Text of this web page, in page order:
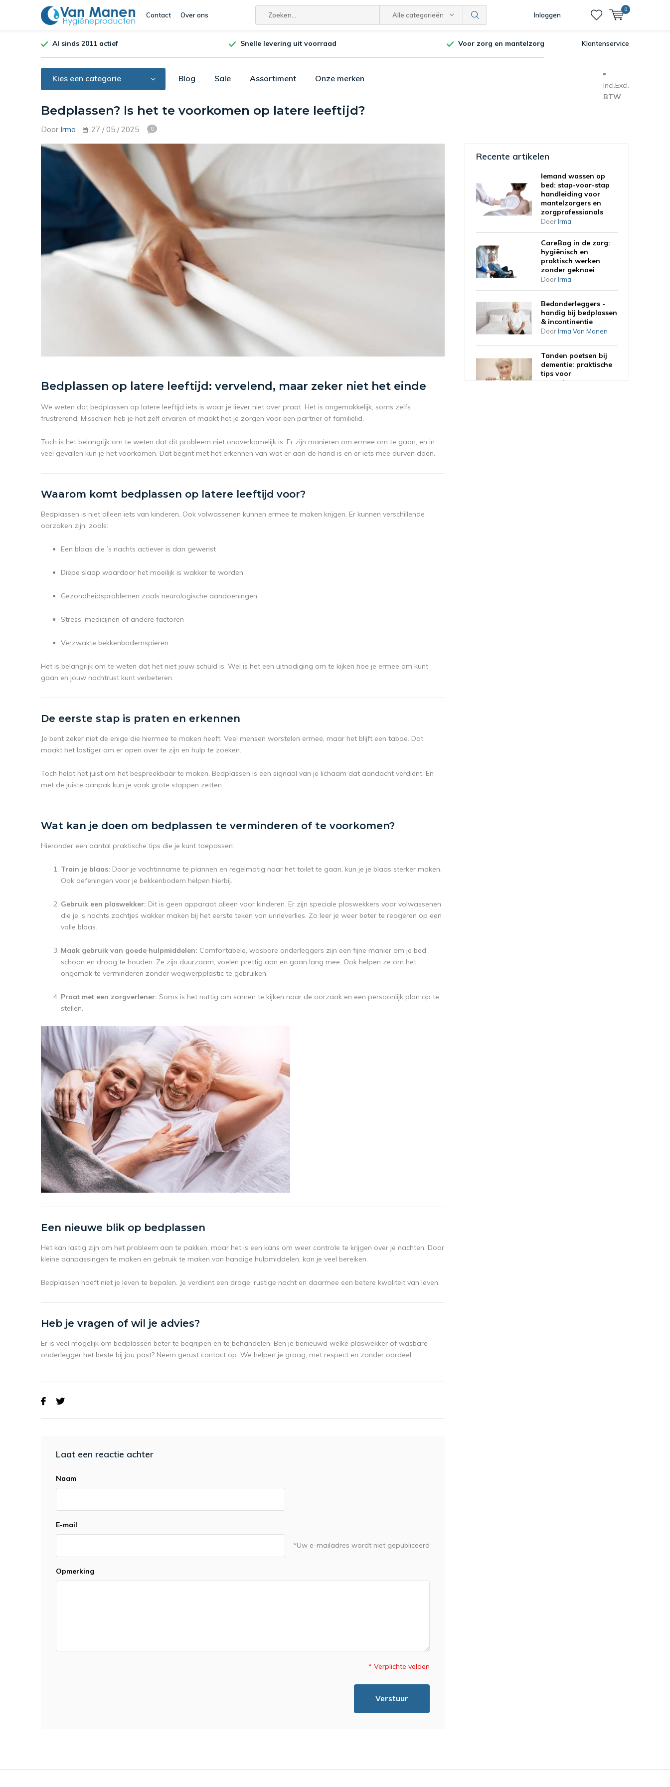
Contact Over ons Alle categorieën Inloggen
0
Al sinds 2011 actief Snelle levering uit voorraad Voor zorg en mantelzorg Klantenservice
Kies een categorie Blog Sale Assortiment Onze merken
Incl. Excl.
BTW
Bedplassen? Is het te voorkomen op latere leeftijd?
Door Irma 27 / 05 / 2025 0
Bedplassen op latere leeftijd: vervelend, maar zeker niet het einde
We weten dat bedplassen op latere leeftijd iets is waar je liever niet over praat. Het is ongemakkelijk, soms zelfs
frustrerend. Misschien heb je het zelf ervaren of maakt het je zorgen voor een partner of familielid.
Toch is het belangrijk om te weten dat dit probleem niet onoverkomelijk is. Er zijn manieren om ermee om te gaan, en in
veel gevallen kun je het voorkomen. Dat begint met het erkennen van wat er aan de hand is en er iets mee durven doen.
Waarom komt bedplassen op latere leeftijd voor?
Bedplassen is niet alleen iets van kinderen. Ook volwassenen kunnen ermee te maken krijgen. Er kunnen verschillende
oorzaken zijn, zoals:
Een blaas die ’s nachts actiever is dan gewenst
Diepe slaap waardoor het moeilijk is wakker te worden
Gezondheidsproblemen zoals neurologische aandoeningen
Stress, medicijnen of andere factoren
Verzwakte bekkenbodemspieren
Het is belangrijk om te weten dat het niet jouw schuld is. Wel is het een uitnodiging om te kijken hoe je ermee om kunt
gaan en jouw nachtrust kunt verbeteren.
De eerste stap is praten en erkennen
Je bent zeker niet de enige die hiermee te maken heeft. Veel mensen worstelen ermee, maar het blijft een taboe. Dat
maakt het lastiger om er open over te zijn en hulp te zoeken.
Toch helpt het juist om het bespreekbaar te maken. Bedplassen is een signaal van je lichaam dat aandacht verdient. En
met de juiste aanpak kun je vaak grote stappen zetten.
Wat kan je doen om bedplassen te verminderen of te voorkomen?
Hieronder een aantal praktische tips die je kunt toepassen:
Train je blaas: Door je vochtinname te plannen en regelmatig naar het toilet te gaan, kun je je blaas sterker maken.
Ook oefeningen voor je bekkenbodem helpen hierbij.
Gebruik een plaswekker: Dit is geen apparaat alleen voor kinderen. Er zijn speciale plaswekkers voor volwassenen
die je ’s nachts zachtjes wakker maken bij het eerste teken van urineverlies. Zo leer je weer beter te reageren op een
volle blaas.
Maak gebruik van goede hulpmiddelen: Comfortabele, wasbare onderleggers zijn een fijne manier om je bed
schoon en droog te houden. Ze zijn duurzaam, voelen prettig aan en gaan lang mee. Ook helpen ze om het
ongemak te verminderen zonder wegwerpplastic te gebruiken.
Praat met een zorgverlener: Soms is het nuttig om samen te kijken naar de oorzaak en een persoonlijk plan op te
stellen.
Een nieuwe blik op bedplassen
Het kan lastig zijn om het probleem aan te pakken, maar het is een kans om weer controle te krijgen over je nachten. Door
kleine aanpassingen te maken en gebruik te maken van handige hulpmiddelen, kan je veel bereiken.
Bedplassen hoeft niet je leven te bepalen. Je verdient een droge, rustige nacht en daarmee een betere kwaliteit van leven.
Heb je vragen of wil je advies?
Er is veel mogelijk om bedplassen beter te begrijpen en te behandelen. Ben je benieuwd welke plaswekker of wasbare
onderlegger het beste bij jou past? Neem gerust contact op. We helpen je graag, met respect en zonder oordeel.
Laat een reactie achter
Naam
E-mail
*Uw e-mailadres wordt niet gepubliceerd
Opmerking
* Verplichte velden
Verstuur
Recente artikelen
Iemand wassen op
bed: stap-voor-stap
handleiding voor
mantelzorgers en
zorgprofessionals
DoorIrma
CareBag in de zorg:
hygiënisch en
praktisch werken
zonder geknoei
DoorIrma
Bedonderleggers -
handig bij bedplassen
& incontinentie
DoorIrma Van Manen
Tanden poetsen bij
dementie: praktische
tips voor
mantelzorgers